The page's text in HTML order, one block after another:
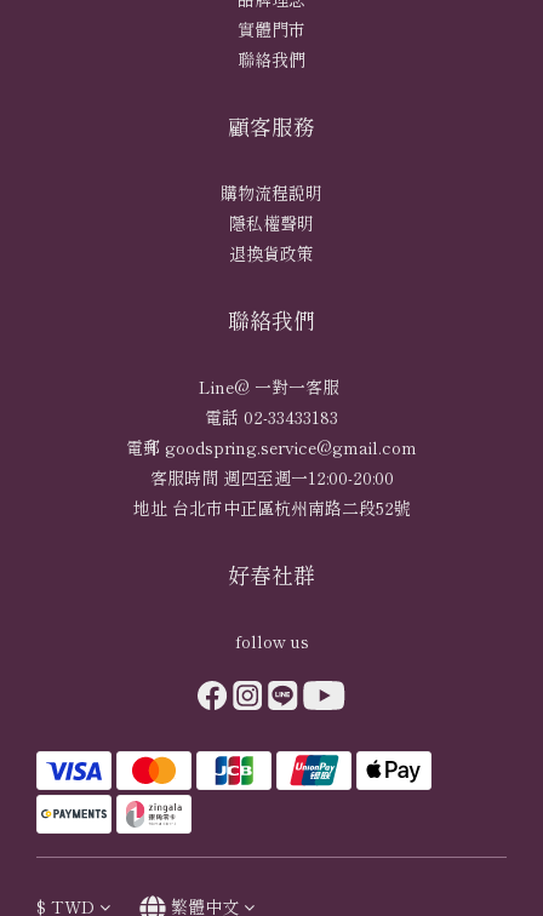
實體門市
聯絡我們
顧客服務
購物流程說明
隱私權聲明
退換貨政策
聯絡我們
Line@ 一對一客服
電話 02-33433183
電郵 goodspring.service@gmail.com
客服時間 週四至週一12:00-20:00
地址 台北市中正區杭州南路二段52號
好春社群
follow us
$ TWD 繁體中文